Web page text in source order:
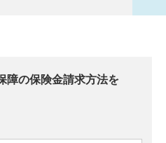
障の保険金請求方法を